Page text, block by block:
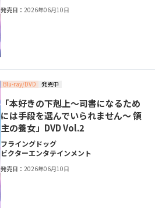
発売日：2026年06月10日
Blu-ray/DVD 発売中
「本好きの下剋上～司書になるため
には手段を選んでいられません～ 領
主の養女」DVD Vol.2
フライングドッグ
ビクターエンタテインメント
発売日：2026年06月10日